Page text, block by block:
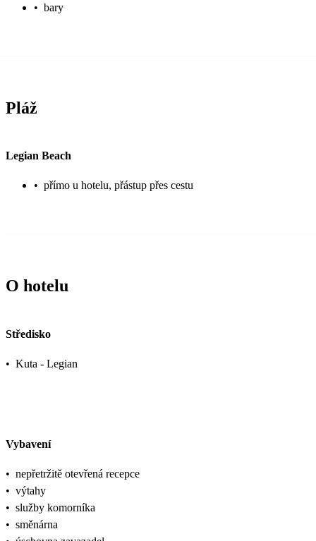
• bary
Pláž
Legian Beach
• přímo u hotelu, přástup přes cestu
O hotelu
Středisko
• Kuta - Legian
Vybavení
• nepřetržitě otevřená recepce
• výtahy
• služby komorníka
• směnárna